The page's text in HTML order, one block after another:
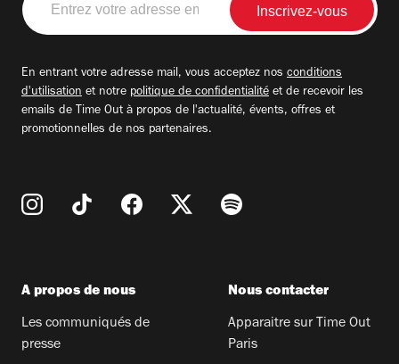
votre
adresse
En entrant votre adresse mail, vous acceptez nos conditions
d'utilisation et notre politique de confidentialité et de recevoir les
emails de Time Out à propos de l'actualité, évents, offres et
promotionnelles de nos partenaires.
A propos de nous
Les communiqués de
presse
Nous contacter
Apparaitre sur Time Out
Paris